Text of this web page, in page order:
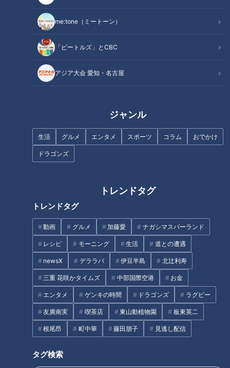
me:tone（ミートーン）
「ビートルズ」とCBC
アジア大会 愛知・名古屋
ジャンル
生活 グルメ エンタメ スポーツ コラム おでかけ
ドラゴンズ
トレンドタグ
トレンドタグ
動画 グルメ 加藤愛 ナガシマスパーランド
レシピ モーニング 生活 道との遭遇
newsX デララバ 伊豆半島 北辻利寿
三重 花咲かタイムズ 中部国際空港 お金
エンタメ ゲンキの時間 ドラゴンズ ラグビー
友廣南実 喫茶店 東山動植物園 板東英二
根尾昂 町中華 藤田朋子 見逃し配信
タグ検索
記事に戻る
この記事を見たあなたへのおすすめ
町中華激戦区の人気店の店主が
教えたくないお店！地元で愛さ
れる鶏肉干し鍋とは？
70年以上スープを継ぎ足す“黒
いラーメン”！？ 24時間休まず
「世界で一番うまいチャーハ
ン」チャーハンに焼肉ドーン、
さらに玉子トッピング！？モリ
モリの具材と秘伝のタレにトリ
コになる人続出
太田光「爆笑問題」の由来を語
る！【デララバYouTube限定配
信】
星野監督が大好きだった独自メ
ニューも！？ ドラゴンズファン
「折り紙」の大作がズラリ…凄